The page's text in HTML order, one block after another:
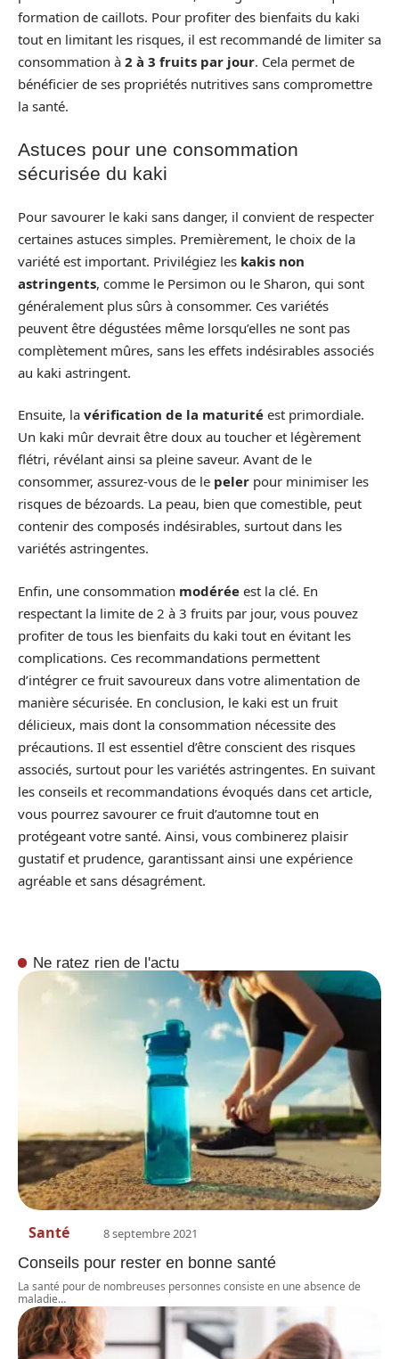
formation de caillots. Pour profiter des bienfaits du kaki
tout en limitant les risques, il est recommandé de limiter sa
consommation à 2 à 3 fruits par jour. Cela permet de
bénéficier de ses propriétés nutritives sans compromettre
la santé.
Astuces pour une consommation
sécurisée du kaki
Pour savourer le kaki sans danger, il convient de respecter
certaines astuces simples. Premièrement, le choix de la
variété est important. Privilégiez les kakis non
astringents, comme le Persimon ou le Sharon, qui sont
généralement plus sûrs à consommer. Ces variétés
peuvent être dégustées même lorsqu’elles ne sont pas
complètement mûres, sans les effets indésirables associés
au kaki astringent.
Ensuite, la vérification de la maturité est primordiale.
Un kaki mûr devrait être doux au toucher et légèrement
flétri, révélant ainsi sa pleine saveur. Avant de le
consommer, assurez-vous de le peler pour minimiser les
risques de bézoards. La peau, bien que comestible, peut
contenir des composés indésirables, surtout dans les
variétés astringentes.
Enfin, une consommation modérée est la clé. En
respectant la limite de 2 à 3 fruits par jour, vous pouvez
profiter de tous les bienfaits du kaki tout en évitant les
complications. Ces recommandations permettent
d’intégrer ce fruit savoureux dans votre alimentation de
manière sécurisée. En conclusion, le kaki est un fruit
délicieux, mais dont la consommation nécessite des
précautions. Il est essentiel d’être conscient des risques
associés, surtout pour les variétés astringentes. En suivant
les conseils et recommandations évoqués dans cet article,
vous pourrez savourer ce fruit d’automne tout en
protégeant votre santé. Ainsi, vous combinerez plaisir
gustatif et prudence, garantissant ainsi une expérience
agréable et sans désagrément.
Ne ratez rien de l'actu
Santé 8 septembre 2021
Conseils pour rester en bonne santé
La santé pour de nombreuses personnes consiste en une absence de
maladie…